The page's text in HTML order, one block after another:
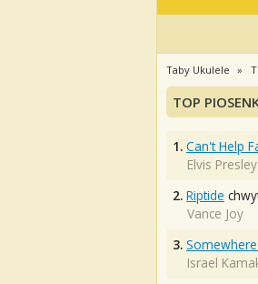
Taby Ukulele
TOP
1. Can't Help
Elvis Presley
2. Riptide
Vance Joy
3.
Israel